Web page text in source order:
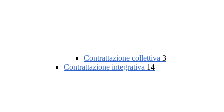
Contrattazione collettiva 3
Contrattazione integrativa 14